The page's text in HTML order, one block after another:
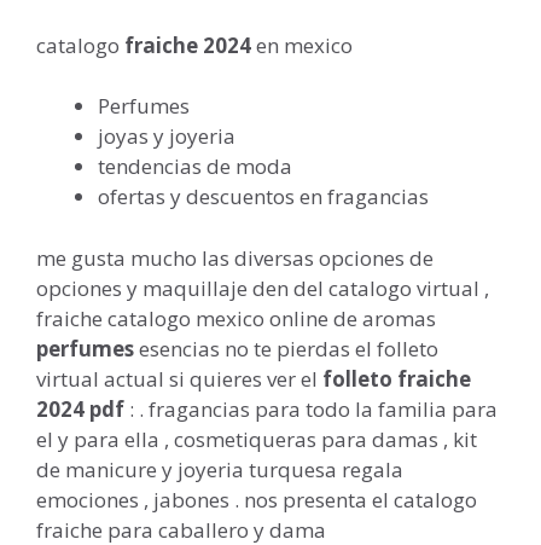
catalogo fraiche 2024en mexico
Perfumes
joyas y joyeria
tendencias de moda
ofertas y descuentos en fragancias
me gusta mucho las diversas opciones de
opciones y maquillaje den del catalogo virtual ,
fraiche catalogo mexico online de aromas
perfumesesencias no te pierdas el folleto
virtual actual si quieres ver el folleto fraiche
2024 pdf : . fragancias para todo la familia para
el y para ella , cosmetiqueras para damas , kit
de manicure y joyeria turquesa regala
emociones , jabones . nos presenta el catalogo
fraiche para caballero y dama